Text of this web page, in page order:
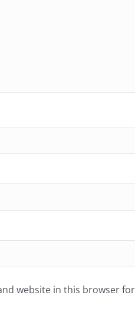
website in this browser